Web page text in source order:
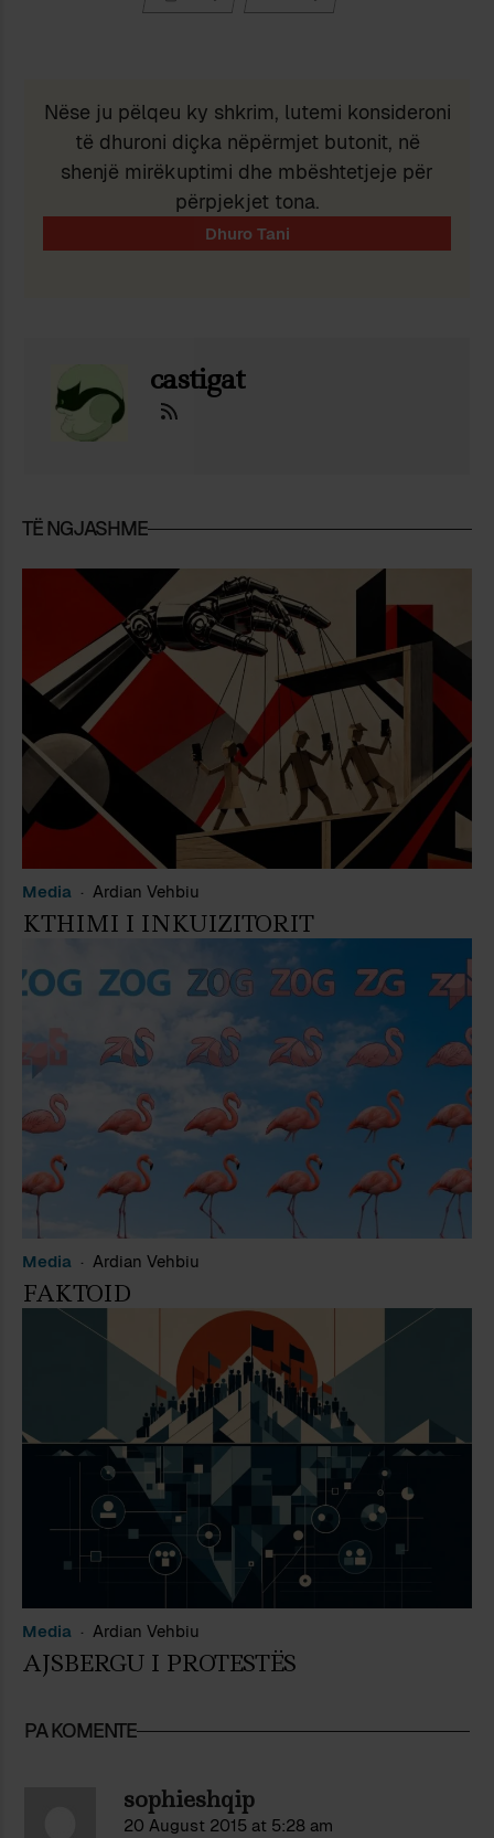
Nëse ju pëlqeu ky shkrim, lutemi konsideroni
të dhuroni diçka nëpërmjet butonit, në
shenjë mirëkuptimi dhe mbështetjeje për
përpjekjet tona.
castigat
TË NGJASHME
Media Ardian Vehbiu
KTHIMI I INKUIZITORIT
Media Ardian Vehbiu
FAKTOID
Media Ardian Vehbiu
AJSBERGU I PROTESTËS
PA KOMENTE
sophieshqip
20 August 2015 at 5:28 am